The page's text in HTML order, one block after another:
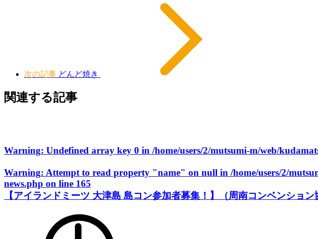
次の記事 どんど焼き
関連する記事
Warning: Undefined array key 0 in /home/users/2/mutsumi-m/web/
Warning: Attempt to read property "name" on null in /home/users/2/
news.php on line 165
【アイランドミーツ 大津島 島コン参加者募集！】（周南コンベンション